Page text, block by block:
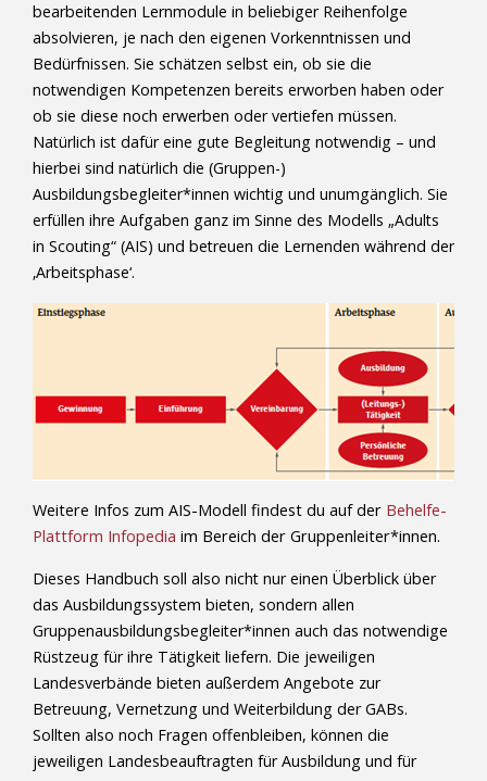
bearbeitenden Lernmodule in beliebiger Reihenfolge
absolvieren, je nach den eigenen Vorkenntnissen und
Bedürfnissen. Sie schätzen selbst ein, ob sie die
notwendigen Kompetenzen bereits erworben haben oder
ob sie diese noch erwerben oder vertiefen müssen.
Natürlich ist dafür eine gute Begleitung notwendig – und
hierbei sind natürlich die (Gruppen-)
Ausbildungsbegleiter*innen wichtig und unumgänglich. Sie
erfüllen ihre Aufgaben ganz im Sinne des Modells „Adults
in Scouting“ (AIS) und betreuen die Lernenden während der
‚Arbeitsphase‘.
Weitere Infos zum AIS-Modell findest du auf der Behelfe-
Plattform Infopedia im Bereich der Gruppenleiter*innen.
Dieses Handbuch soll also nicht nur einen Überblick über
das Ausbildungssystem bieten, sondern allen
Gruppenausbildungsbegleiter*innen auch das notwendige
Rüstzeug für ihre Tätigkeit liefern. Die jeweiligen
Landesverbände bieten außerdem Angebote zur
Betreuung, Vernetzung und Weiterbildung der GABs.
Sollten also noch Fragen offenbleiben, können die
jeweiligen Landesbeauftragten für Ausbildung und für